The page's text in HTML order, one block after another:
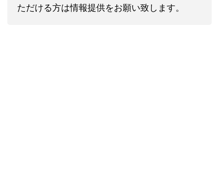
ただける方は情報提供をお願い致します。